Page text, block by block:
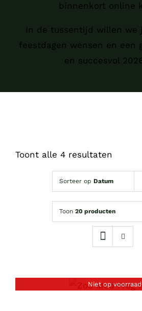
binnenkort online
In de tussentijd willen we
feestdagen wensen en een
en succesvol 2026!
Toont alle 4 resultaten
Sorteer op Datum
Toon 20 producten
Niet op voorraad
DETAILS